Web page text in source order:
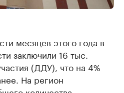
месяцев этого года в
заключили 16 тыс.
(ДДУ), что на 4%
На регион